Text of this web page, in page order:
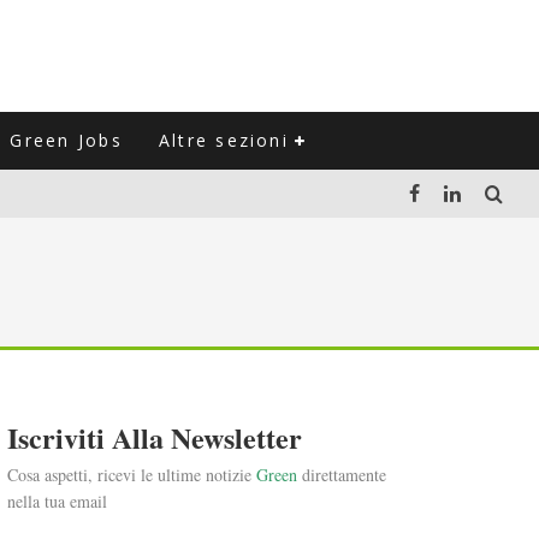
Green Jobs Altre sezioni
L'ITALIA
Iscriviti Alla Newsletter
Cosa aspetti, ricevi le ultime notizie Green direttamente
nella tua email